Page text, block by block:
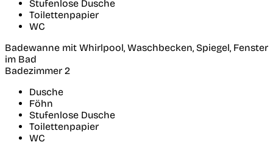
Stufenlose Dusche
Toilettenpapier
WC
Badewanne mit Whirlpool, Waschbecken, Spiegel, Fenster
im Bad
Badezimmer 2
Dusche
Föhn
Stufenlose Dusche
Toilettenpapier
WC